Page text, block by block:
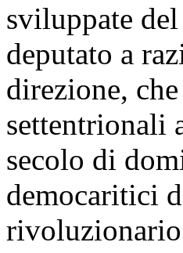
sviluppate
deputato a
direzione,
settentrionali
secolo di
democaritici
rivoluzionario